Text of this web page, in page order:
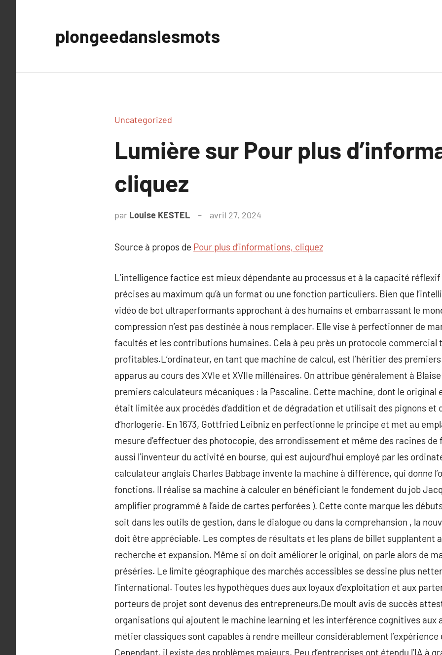
plongeedanslesmots
Uncategorized
Lumière sur Pour plus
cliquez
par Louise KESTEL avril 27, 2024
Source à propos de Pour plus d’informations, cliquez
L’intelligence factice est mieux dépendante au processus et à la capacité réflexif
précises au maximum qu’à un format ou une fonction particuliers. Bien que
vidéo de bot ultraperformants approchant à des humains et embarrassant le
compression n’est pas destinée à nous remplacer. Elle vise à perfectionner de
facultés et les contributions humaines. Cela à peu près un protocole commercial
profitables.L’ordinateur, en tant que machine de calcul, est l’héritier des
apparus au cours des XVIe et XVIIe millénaires. On attribue généralement à Blaise
premiers calculateurs mécaniques : la Pascaline. Cette machine, dont le original
était limitée aux procédés d’addition et de dégradation et utilisait des pignons et
d’horlogerie. En 1673, Gottfried Leibniz en perfectionne le principe et met au
mesure d’effectuer des photocopie, des arrondissement et même des racines
aussi l’inventeur du activité en bourse, qui est aujourd’hui employé par les
calculateur anglais Charles Babbage invente la machine à différence, qui donne
fonctions. Il réalise sa machine à calculer en bénéficiant le fondement du job
amplifier programmé à l’aide de cartes perforées ). Cette conte marque les
soit dans les outils de gestion, dans le dialogue ou dans la comprehansion , la
doit être appréciable. Les comptes de résultats et les plans de billet supplantent
recherche et expansion. Même si on doit améliorer le original, on parle alors de
préséries. Le limite géographique des marchés accessibles se dessine plus
l’international. Toutes les hypothèques dues aux loyaux d’exploitation et aux
porteurs de projet sont devenus des entrepreneurs.De moult avis de succès
organisations qui ajoutent le machine learning et les interférence cognitives aux
métier classiques sont capables à rendre meilleur considérablement
Cependant, il existe des problèmes majeurs. Peu d’entreprises ont étendu l’IA à